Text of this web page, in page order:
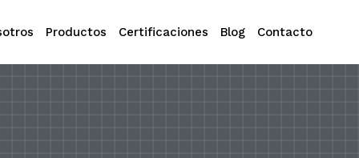
Productos Certificaciones Blog Contacto